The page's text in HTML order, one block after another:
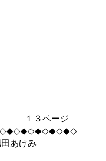
版 １３ページ
あけみ